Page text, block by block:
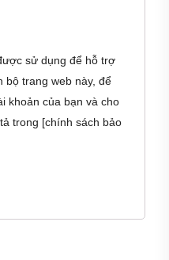
sử dụng để hỗ trợ
bộ trang web này, để
khoản của bạn và cho
trong [chính sách bảo